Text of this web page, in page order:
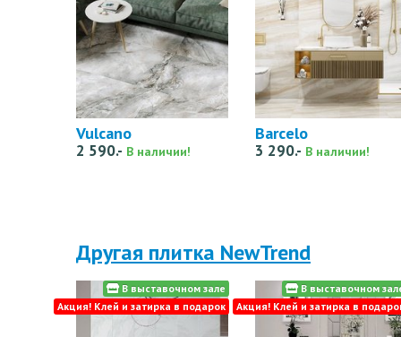
Vulcano
2 590.- В наличии!
Barcelo
3 290.- В наличии!
Другая плитка NewTrend
В выставочном зале
Акция! Клей и затирка в подарок
В выставочном
Акция! Клей и затирка в